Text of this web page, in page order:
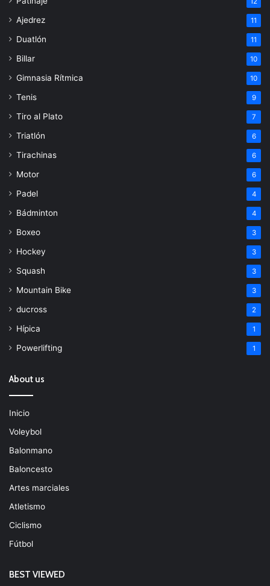
Ajedrez 11
Duatlón 11
Billar 10
Gimnasia Rítmica 10
Tenis 9
Tiro al Plato 7
Triatlón 6
Tirachinas 6
Motor 6
Padel 4
Bádminton 4
Boxeo 3
Hockey 3
Squash 3
Mountain Bike 3
ducross 2
Hípica 1
Powerlifting 1
About us
Inicio
Voleybol
Balonmano
Baloncesto
Artes marciales
Atletismo
Ciclismo
Fútbol
BEST VIEWED